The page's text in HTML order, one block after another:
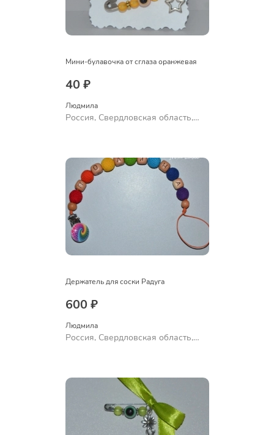
Мини-булавочка от сглаза оранжевая
40 ₽
Людмила
Россия, Свердловская область,
Держатель для соски Радуга
600 ₽
Людмила
Россия, Свердловская область,